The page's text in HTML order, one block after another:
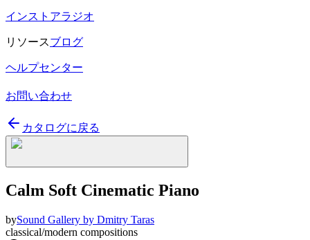
インストアラジオ
リソースブログ
ヘルプセンター
お問い合わせ
カタログに戻る
Calm Soft Cinematic Piano
bySound Gallery by Dmitry Taras
classical/modern compositions